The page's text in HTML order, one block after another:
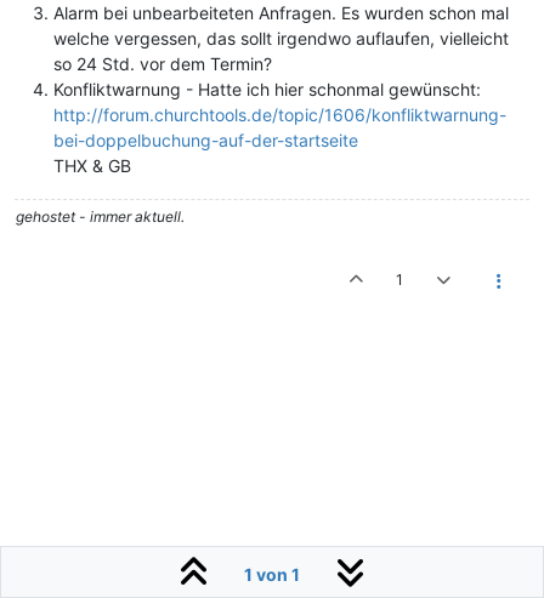
Alarm bei unbearbeiteten Anfragen. Es wurden schon mal
welche vergessen, das sollt irgendwo auflaufen, vielleicht
so 24 Std. vor dem Termin?
Konfliktwarnung - Hatte ich hier schonmal gewünscht:
http://forum.churchtools.de/topic/1606/konfliktwarnung-
bei-doppelbuchung-auf-der-startseite
THX & GB
gehostet - immer aktuell.
1
1 von 1